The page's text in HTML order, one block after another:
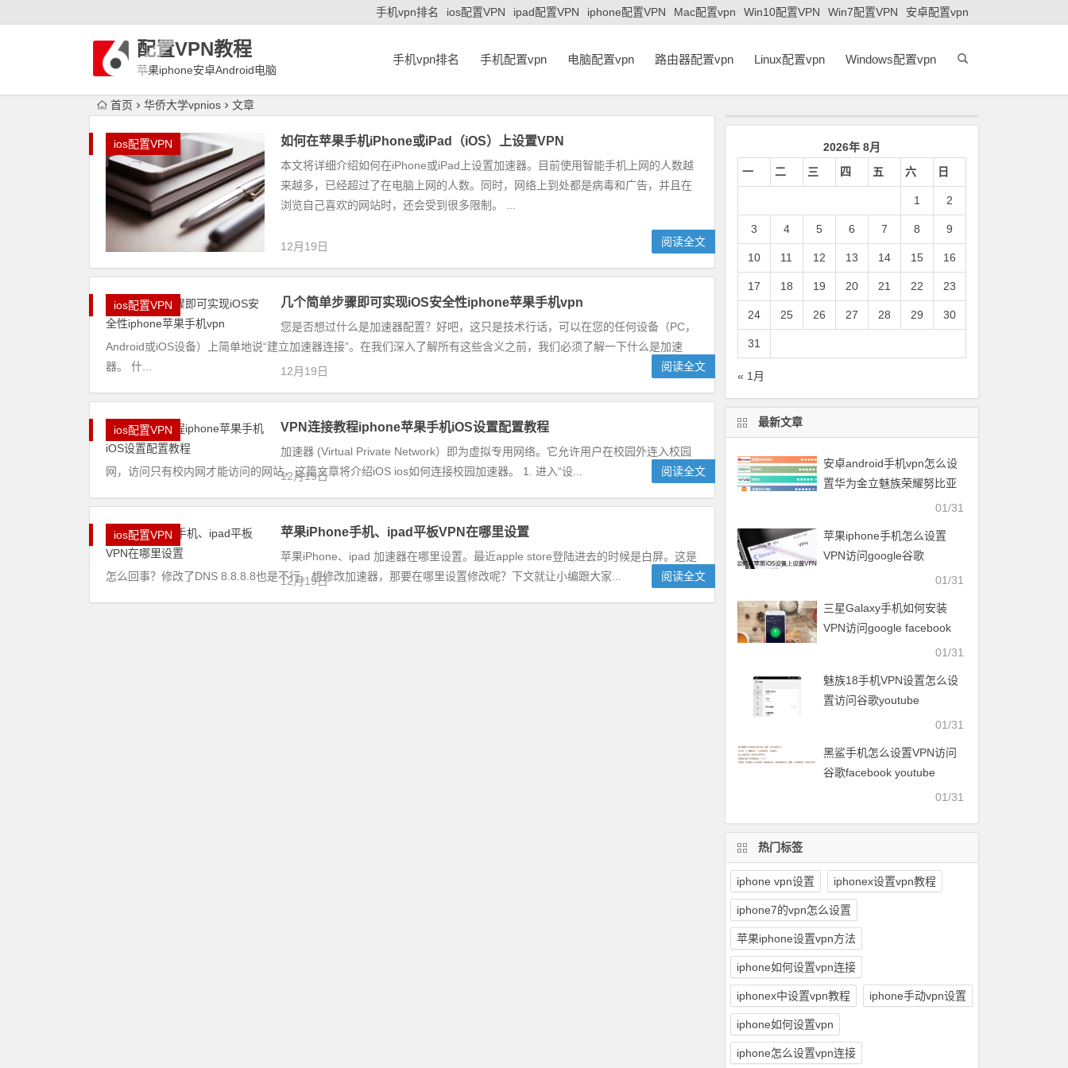
手机vpn排名 ios配置VPN ipad配置VPN iphone配置VPN Mac配置vpn Win10配置VPN Win7配置VPN 安卓配置vpn
配置VPN教程
苹果iphone安卓Android电脑
手机vpn排名 手机配置vpn 电脑配置vpn 路由器配置vpn Linux配置vpn Windows配置vpn
首页 华侨大学vpnios 文章
ios配置VPN 如何在苹果手机iPhone或iPad（iOS）上设置VPN
本文将详细介绍如何在iPhone或iPad上设置加速器。目前使用智能手机上网的人数越
来越多，已经超过了在电脑上网的人数。同时，网络上到处都是病毒和广告，并且在
浏览自己喜欢的网站时，还会受到很多限制。 ...
12月19日 阅读全文
ios配置VPN 几个简单步骤即可实现iOS安全性iphone苹果手机vpn
您是否想过什么是加速器配置？好吧，这只是技术行话，可以在您的任何设备（PC，
Android或iOS设备）上简单地说“建立加速器连接”。在我们深入了解所有这些含义之前，我们必须了解一下什么是加速
器。 什...
12月19日 阅读全文
ios配置VPN VPN连接教程iphone苹果手机iOS设置配置教程
加速器 (Virtual Private Network）即为虚拟专用网络。它允许用户在校园外连入校园
网，访问只有校内网才能访问的网站，这篇文章将介绍iOS ios如何连接校园加速器。 1. 进入“设...
12月19日 阅读全文
ios配置VPN 苹果iPhone手机、ipad平板VPN在哪里设置
苹果iPhone、ipad 加速器在哪里设置。最近apple store登陆进去的时候是白屏。这是
怎么回事？修改了DNS 8.8.8.8也是不行。想修改加速器，那要在哪里设置修改呢？下文就让小编跟大家...
12月19日 阅读全文
2026年 8月
一
二 三 四 五 六 日
1 2
3 4 5 6 7 8 9
10 11 12 13 14 15 16
17 18 19 20 21 22 23
24 25 26 27 28 29 30
31
« 1月
最新文章
安卓android手机vpn怎么设
置华为金立魅族荣耀努比亚
一加vivo小米OPPO中兴联想
01/31
苹果iphone手机怎么设置
VPN访问google谷歌
01/31
三星Galaxy手机如何安装
VPN访问google facebook
01/31
魅族18手机VPN设置怎么设
置访问谷歌youtube
01/31
黑鲨手机怎么设置VPN访问
谷歌facebook youtube
01/31
热门标签
iphone vpn设置 iphonex设置vpn教程
iphone7的vpn怎么设置
苹果iphone设置vpn方法
iphone如何设置vpn连接
iphonex中设置vpn教程 iphone手动vpn设置
iphone如何设置vpn
iphone怎么设置vpn连接